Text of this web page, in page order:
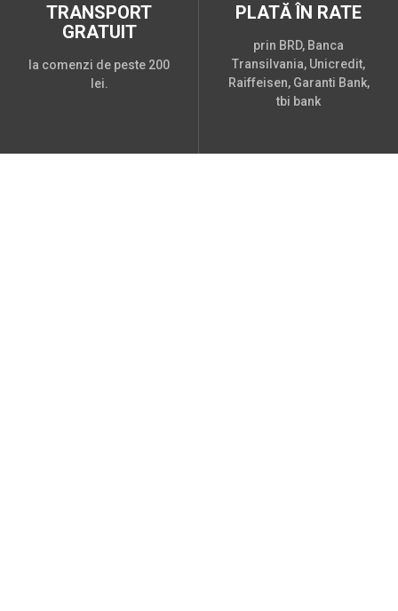
TRANSPORT
GRATUIT
la comenzi de peste 200
lei.
PLATĂ ÎN RATE
prin BRD, Banca
Transilvania, Unicredit,
Raiffeisen, Garanti Bank,
tbi bank